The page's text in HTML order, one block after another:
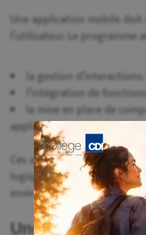
Une application mobile
l’utilisateur. Le programme
la gestion d’interactions;
l’intégration de
la mise en place de
application.
Ces apprentissages
logique applicative et de la
environnement mobile.
Une